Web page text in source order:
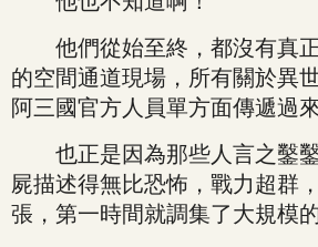
他們從始至終，都沒有真正
的空間通道現場，所有關於異
阿三國官方人員單方面傳遞過來
也正是因為那些人言之鑿鑿
屍描述得無比恐怖，戰力超群
張，第一時間就調集了大規模的